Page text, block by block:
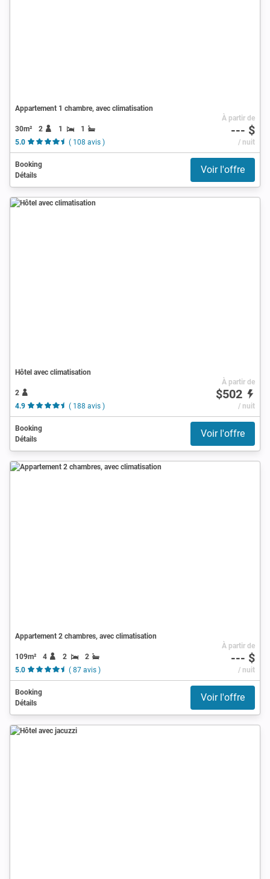
Appartement 1 chambre, avec climatisation
30m² 2 1
1
5.0
( 108 avis )
À partir de
--- $
/ nuit
Booking
Détails
Voir l'offre
Hôtel avec climatisation
2
4.9
( 188 avis )
À partir de
$502
/ nuit
Booking
Détails
Voir l'offre
Appartement 2 chambres, avec climatisation
109m² 4 2
2
5.0
( 87 avis )
À partir de
--- $
/ nuit
Booking
Détails
Voir l'offre